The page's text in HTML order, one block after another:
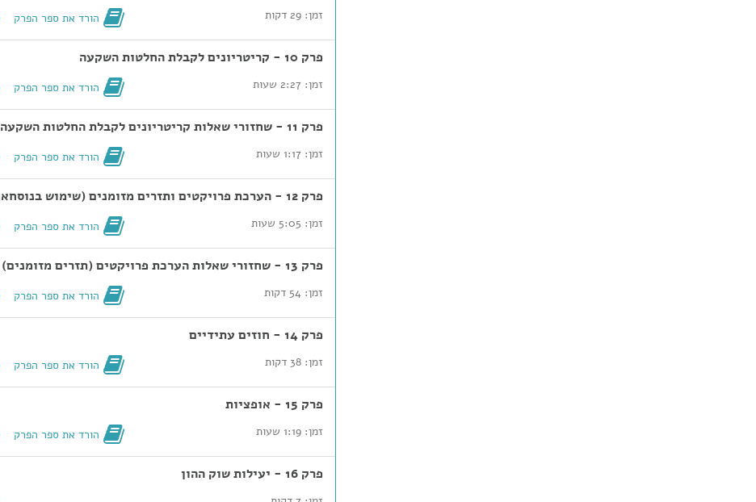
זמן: 29 דקות הורד את ספר הפרק
פרק 10 - קריטריונים לקבלת החלטות השקעה
זמן: 2:27 שעות הורד את ספר הפרק
פרק 11 - שחזורי שאלות קריטריונים לקבלת החלטות השקעה
זמן: 1:17 שעות הורד את ספר הפרק
פרק 12 - הערכת פרויקטים ותזרים מזומנים (שימוש בנוסחאות)
זמן: 5:05 שעות הורד את ספר הפרק
פרק 13 - שחזורי שאלות הערכת פרויקטים (תזרים מזומנים)
זמן: 54 דקות הורד את ספר הפרק
פרק 14 - חוזים עתידיים
זמן: 38 דקות הורד את ספר הפרק
פרק 15 - אופציות
זמן: 1:19 שעות הורד את ספר הפרק
פרק 16 - יעילות שוק ההון